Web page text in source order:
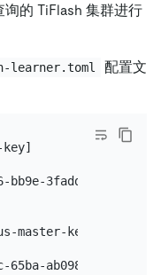
的 TiFlash 集群进行
learner.toml
配置文
3fadde80ce75"
master-key]
ab0987654321"